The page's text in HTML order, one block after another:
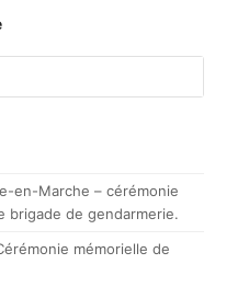
en-Marche – cérémonie
brigade de gendarmerie.
mémorielle de